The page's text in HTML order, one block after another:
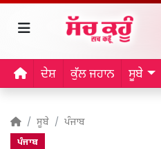
ਦੇਸ਼ ਕੁੱਲ ਜਹਾਨ ਸੂਬੇ
ਸੂਬੇ ਪੰਜਾਬ
ਪੰਜਾਬ